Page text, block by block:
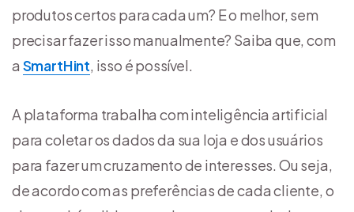
produtos certos para cada um? E o melhor, sem
precisar fazer isso manualmente? Saiba que, com
a SmartHint, isso é possível.
A plataforma trabalha com inteligência artificial
para coletar os dados da sua loja e dos usuários
para fazer um cruzamento de interesses. Ou seja,
de acordo com as preferências de cada cliente, o